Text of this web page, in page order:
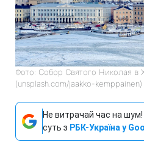
Фото: Собор Святого Николая в
(unsplash.com/jaakko-kemppainen)
Не витрачай час на шум!
суть з РБК-Україна у